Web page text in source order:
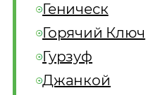
Геническ
Горячий Ключ
Гурзуф
Джанкой